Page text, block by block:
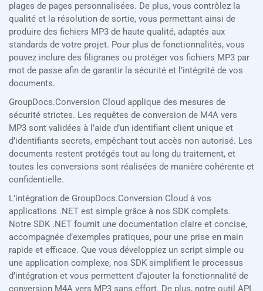
plages de pages personnalisées. De plus, vous contrôlez la
qualité et la résolution de sortie, vous permettant ainsi de
produire des fichiers MP3 de haute qualité, adaptés aux
standards de votre projet. Pour plus de fonctionnalités, vous
pouvez inclure des filigranes ou protéger vos fichiers MP3 par
mot de passe afin de garantir la sécurité et l’intégrité de vos
documents.
GroupDocs.Conversion Cloud applique des mesures de
sécurité strictes. Les requêtes de conversion de M4A vers
MP3 sont validées à l’aide d’un identifiant client unique et
d’identifiants secrets, empêchant tout accès non autorisé. Les
documents restent protégés tout au long du traitement, et
toutes les conversions sont réalisées de manière cohérente et
confidentielle.
L’intégration de GroupDocs.Conversion Cloud à vos
applications .NET est simple grâce à nos SDK complets.
Notre SDK .NET fournit une documentation claire et concise,
accompagnée d’exemples pratiques, pour une prise en main
rapide et efficace. Que vous développiez un script simple ou
une application complexe, nos SDK simplifient le processus
d’intégration et vous permettent d’ajouter la fonctionnalité de
conversion M4A vers MP3 sans effort. De plus, notre outil API